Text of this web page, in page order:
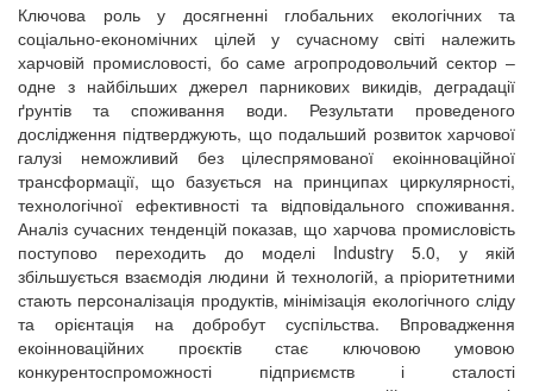
Ключова роль у досягненні глобальних екологічних та
соціально-економічних цілей у сучасному світі належить
харчовій промисловості, бо саме агропродовольчий сектор ‒
одне з найбільших джерел парникових викидів, деградації
ґрунтів та споживання води. Результати проведеного
дослідження підтверджують, що подальший розвиток харчової
галузі неможливий без цілеспрямованої екоінноваційної
трансформації, що базується на принципах циркулярності,
технологічної ефективності та відповідального споживання.
Аналіз сучасних тенденцій показав, що харчова промисловість
поступово переходить до моделі Industry 5.0, у якій
збільшується взаємодія людини й технологій, а пріоритетними
стають персоналізація продуктів, мінімізація екологічного сліду
та орієнтація на добробут суспільства. Впровадження
екоінноваційних проєктів стає ключовою умовою
конкурентоспроможності підприємств і сталості